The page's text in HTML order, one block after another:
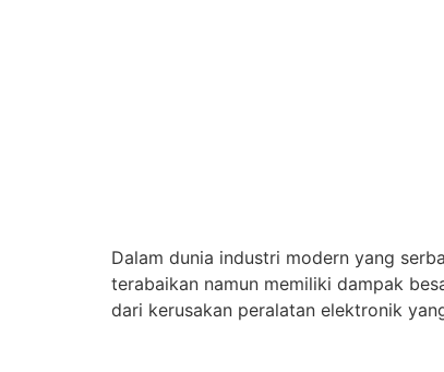
Dalam dunia industri modern yang
terabaikan namun memiliki dampak
dari kerusakan peralatan elektronik